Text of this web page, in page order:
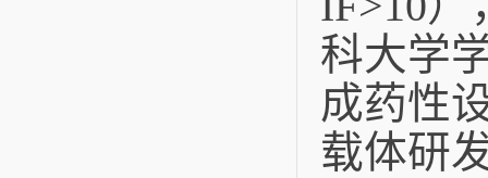
科大学
成药性
载体研